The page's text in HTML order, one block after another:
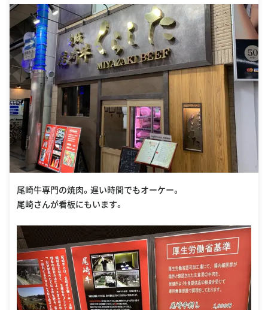
尾崎牛専門の焼肉。遅い時間でもオーケー。
尾崎さんが看板にもいます。